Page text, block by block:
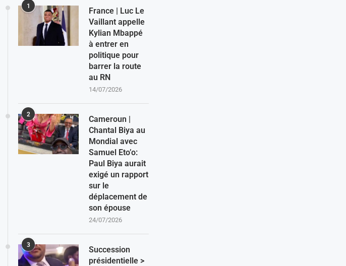
1
France | Luc Le
Vaillant appelle
Kylian Mbappé
à entrer en
politique pour
barrer la route
au RN
14/07/2026
2
Cameroun |
Chantal Biya au
Mondial avec
Samuel Eto’o:
Paul Biya aurait
exigé un rapport
sur le
déplacement de
son épouse
24/07/2026
3
Succession
présidentielle >